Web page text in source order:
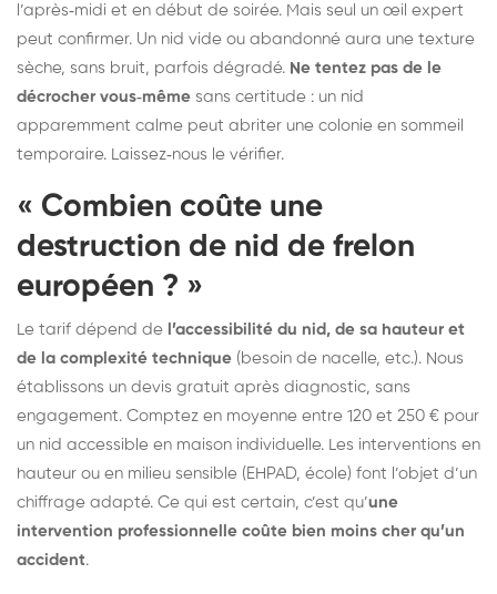
l’après‑midi et en début de soirée. Mais seul un œil expert
peut confirmer. Un nid vide ou abandonné aura une texture
sèche, sans bruit, parfois dégradé. Ne tentez pas de le
décrocher vous‑même sans certitude : un nid
apparemment calme peut abriter une colonie en sommeil
temporaire. Laissez‑nous le vérifier.
« Combien coûte une
destruction de nid de frelon
européen ? »
Le tarif dépend de l’accessibilité du nid, de sa hauteur et
de la complexité technique (besoin de nacelle, etc.). Nous
établissons un devis gratuit après diagnostic, sans
engagement. Comptez en moyenne entre 120 et 250 € pour
un nid accessible en maison individuelle. Les interventions en
hauteur ou en milieu sensible (EHPAD, école) font l’objet d’un
chiffrage adapté. Ce qui est certain, c’est qu’une
intervention professionnelle coûte bien moins cher qu’un
accident.